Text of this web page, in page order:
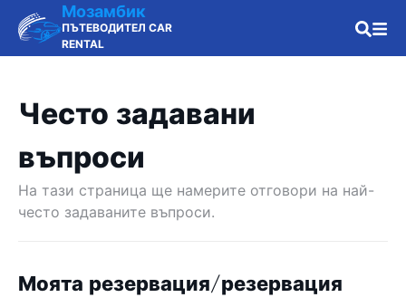
Мозамбик
ПЪТЕВОДИТЕЛ CAR
RENTAL
Често задавани
въпроси
На тази страница ще намерите отговори на най-
често задаваните въпроси.
Моята резервация/резервация